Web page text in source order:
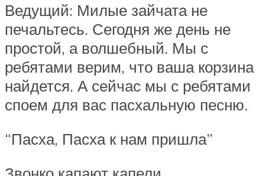
Ведущий: Милые зайчата не
печальтесь. Сегодня же день не
простой, а волшебный. Мы с
ребятами верим, что ваша корзина
найдется. А сейчас мы с ребятами
споем для вас пасхальную песню.
“Пасха, Пасха к нам пришла”